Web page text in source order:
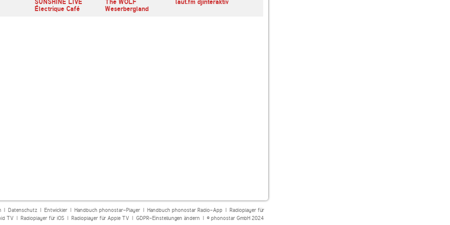
SUNSHINE LIVE
Électrique Café
The WOLF
Weserbergland
laut.fm djinteraktiv
| Datenschutz| Entwickler| Handbuch phonostar-Player| Handbuch phonostar Radio-App| Radioplayer für
TV| Radioplayer für iOS| Radioplayer für Apple TV| GDPR-Einstellungen ändern | © phonostar GmbH 2024